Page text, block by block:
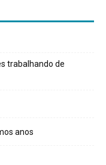
trabalhando de
anos